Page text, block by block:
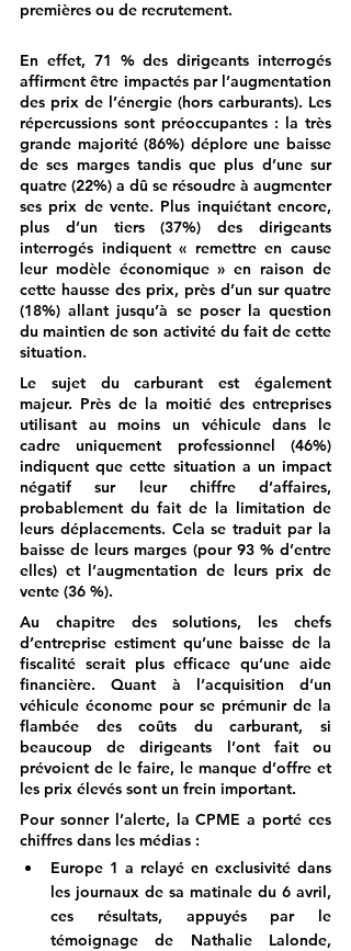
premières ou de recrutement.
En effet, 71 % des dirigeants interrogés
affirment être impactés par l’augmentation
des prix de l’énergie (hors carburants). Les
répercussions sont préoccupantes : la très
grande majorité (86%) déplore une baisse
de ses marges tandis que plus d’une sur
quatre (22%) a dû se résoudre à augmenter
ses prix de vente. Plus inquiétant encore,
plus d’un tiers (37%) des dirigeants
interrogés indiquent « remettre en cause
leur modèle économique » en raison de
cette hausse des prix, près d’un sur quatre
(18%) allant jusqu’à se poser la question
du maintien de son activité du fait de cette
situation.
Le sujet du carburant est également
majeur. Près de la moitié des entreprises
utilisant au moins un véhicule dans le
cadre uniquement professionnel (46%)
indiquent que cette situation a un impact
négatif sur leur chiffre d’affaires,
probablement du fait de la limitation de
leurs déplacements. Cela se traduit par la
baisse de leurs marges (pour 93 % d’entre
elles) et l’augmentation de leurs prix de
vente (36 %).
Au chapitre des solutions, les chefs
d’entreprise estiment qu’une baisse de la
fiscalité serait plus efficace qu’une aide
financière. Quant à l’acquisition d’un
véhicule économe pour se prémunir de la
flambée des coûts du carburant, si
beaucoup de dirigeants l’ont fait ou
prévoient de le faire, le manque d’offre et
les prix élevés sont un frein important.
Pour sonner l’alerte, la CPME a porté ces
chiffres dans les médias :
Europe 1 a relayé en exclusivité dans
les journaux de sa matinale du 6 avril,
ces résultats, appuyés par le
témoignage de Nathalie Lalonde,